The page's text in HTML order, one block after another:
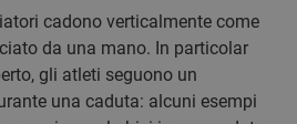
cadono verticalmente come
da una mano. In particolar
gli atleti seguono un
una caduta: alcuni esempi